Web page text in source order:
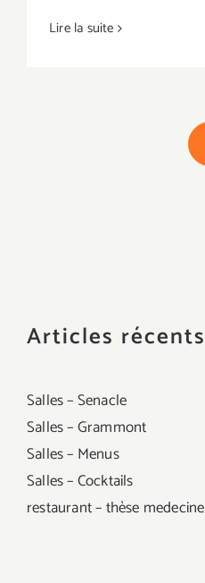
Lire la suite
Articles récents
Salles – Senacle
Salles – Grammont
Salles – Menus
Salles – Cocktails
restaurant – thèse medecine